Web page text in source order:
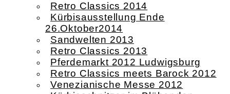
Retro Classics 2014
Kürbisausstellung Ende
26.Oktober2014
Sandwelten 2013
Retro Classics 2013
Pferdemarkt 2012 Ludwigsburg
Retro Classics meets Barock 2012
Venezianische Messe 2012